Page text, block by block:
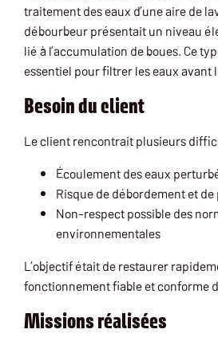
traitement des eaux d’une aire de
débourbeur présentait un niveau
lié à l’accumulation de boues. Ce
essentiel pour filtrer les eaux avant
Besoin du client
Le client rencontrait plusieurs
Écoulement des eaux
Risque de débordement et
Non-respect possible des
environnementales
L’objectif était de restaurer
fonctionnement fiable et conforme
Missions réalisées